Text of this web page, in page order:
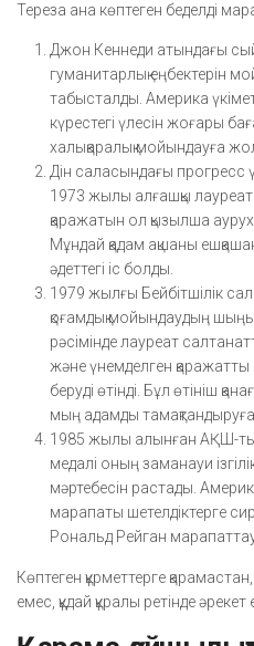
Тереза ана көптеген беделді
Джон Кеннеди атындағы
гуманитарлық еңбектерін
табысталды. Америка
күрестегі үлесін жоғары
халықаралық мойындауға
Дін саласындағы
1973 жылы алғашқы лауреат
қаражатын ол қызылша
Мұндай қадам ақшаны
әдеттегі іс болды.
1979 жылғы Бейбітшілік
қоғамдық мойындаудың
рәсімінде лауреат
және үнемделген
беруді өтінді. Бұл өтініш
мың адамды тамақтандыруға
1985 жылы алынған АҚШ-
медалі оның заманауи
мәртебесін растады.
марапаты шетелдіктерге
Рональд Рейган марапаттау
Көптеген құрметтерге
емес, құдай құралы ретінде әрекет